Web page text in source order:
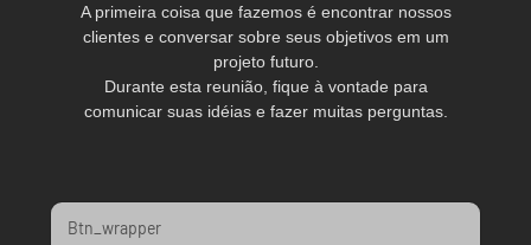
A primeira coisa que fazemos é encontrar nossos
clientes e conversar sobre seus objetivos em um
projeto futuro.
Durante esta reunião, fique à vontade para
comunicar suas idéias e fazer muitas perguntas.
Btn_wrapper